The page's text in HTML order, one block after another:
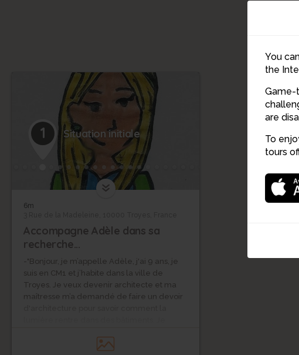
You
the
Game-
are
To
tours
1 Situation initiale
6m
Accompagne Adèle dans sa
recherche...
-"Bonjour, je m’appelle Adèle, j'ai 9 ans, je
suis en CM1 et j’habite dans la ville de
Troyes. Je veux devenir architecte et ma
maîtresse m’a demandé de faire un devoir
de Troyes et je voudrais montrer l’évolution